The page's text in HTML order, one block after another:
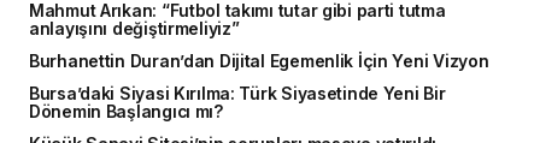
Mahmut Arıkan: “Futbol takımı tutar gibi parti tutma
anlayışını değiştirmeliyiz”
Burhanettin Duran’dan Dijital Egemenlik İçin Yeni Vizyon
Bursa’daki Siyasi Kırılma: Türk Siyasetinde Yeni Bir
Dönemin Başlangıcı mı?